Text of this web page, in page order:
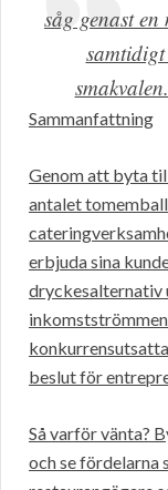
såg genast
Sammanfattning
Genom att byta
antalet
erbjuda sina
dryckesalternativ
beslut för
Så varför vänta?
och se fördelarna